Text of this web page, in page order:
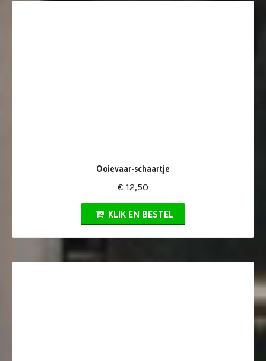
Ooievaar-schaartje
€ 12,50
KLIK EN BESTEL